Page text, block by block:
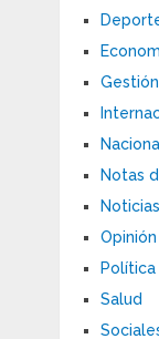
Notas
Noticias
Opinión
Política
Salud